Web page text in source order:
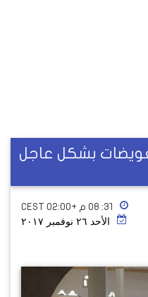
بشكل عاجل
٣١: ٠٨ م +02:00 CEST
الأحد ٢٦ نوفمبر ٢٠١٧